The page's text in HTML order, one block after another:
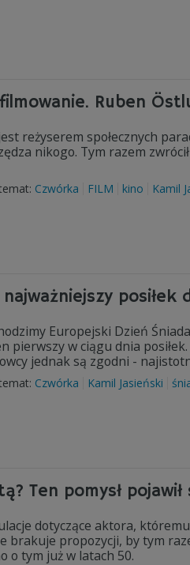
Ruben
reżyserem społecznych
nikogo. Tym razem
Czwórka FILM kino Kamil
posiłek
Europejski Dzień
pierwszy w ciągu dnia
jednak są zgodni -
Czwórka Kamil Jasieński
Ten pomysł
dotyczące aktora,
brakuje propozycji, by tym
o tym już w latach 50.